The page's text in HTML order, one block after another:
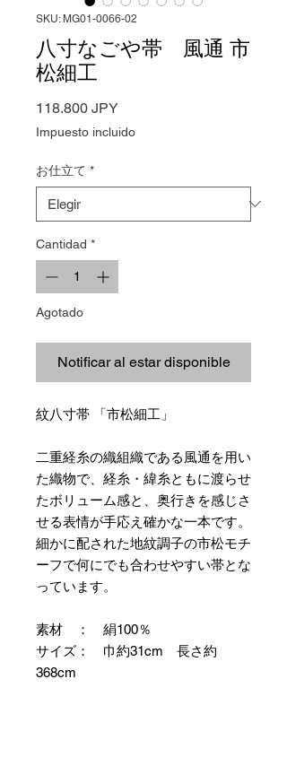
SKU: MG01-0066-02
八寸なごや帯 風通 市
松細工
118.800 JPYPrecio
Impuesto incluido
お仕立て *
Cantidad *
Agotado
Notificar al estar disponible
紋八寸帯 「市松細工」
二重経糸の織組織である風通を用い
た織物で、経糸・緯糸ともに渡らせ
たボリューム感と、奥行きを感じさ
せる表情が手応え確かな一本です。
細かに配された地紋調子の市松モチ
ーフで何にでも合わせやすい帯とな
っています。
素材 ： 絹100％
サイズ： 巾約31cm 長さ約
368cm